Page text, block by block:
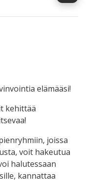
elämääsi!
kehittää
joissa
voit hakeutua
halutessaan
kannattaa